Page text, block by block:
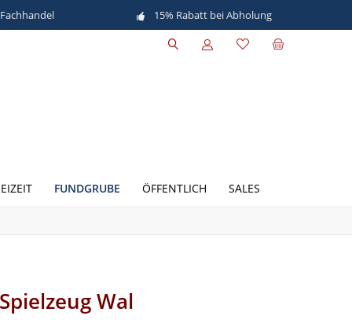
15% Rabatt bei Abholung
FUNDGRUBE ÖFFENTLICH SALES
Wal